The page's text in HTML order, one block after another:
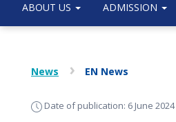
ABOUT US ADMISSION
News EN News
Date of publication: 6 June 2024